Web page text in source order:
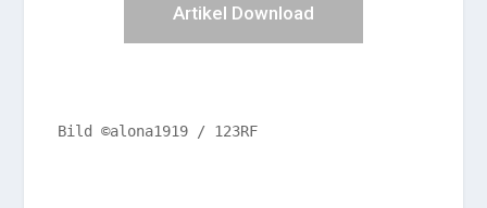
Artikel Download
Bild ©alona1919 / 123RF